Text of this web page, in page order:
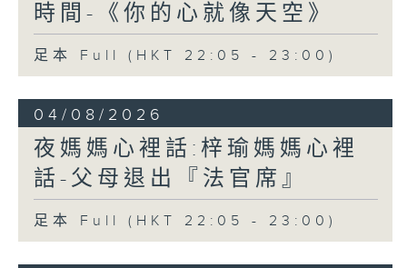
時間-《你的心就像天空》
足本 Full (HKT 22:05 - 23:00)
04/08/2026
夜媽媽心裡話:梓瑜媽媽心裡
話-父母退出『法官席』
足本 Full (HKT 22:05 - 23:00)